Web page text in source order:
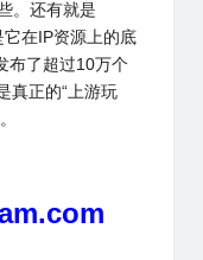
。还有就是
它在IP资源上的底
布了超过10万个
真正的“上游玩